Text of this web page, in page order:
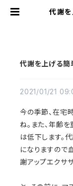
代謝
代謝を上げる簡
2021/01/21
今の季節、在宅
ね。また、年齢
は低下します。
になりますので
謝アップエクサ